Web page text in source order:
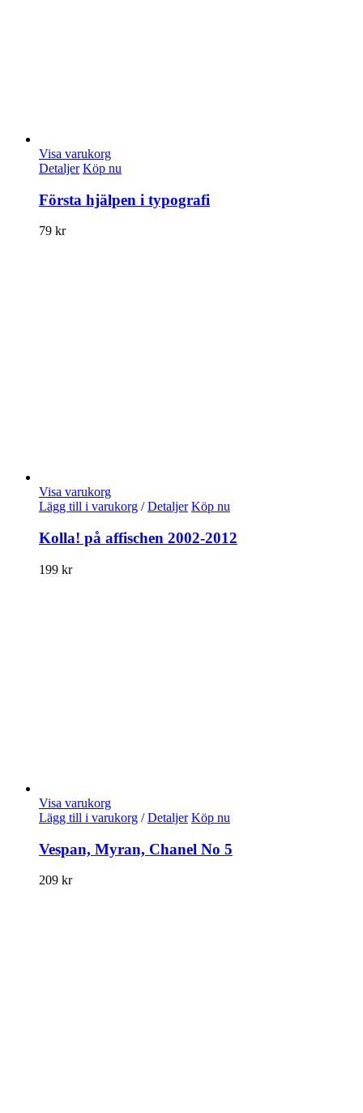
Visa varukorg
Detaljer Köp nu
Första hjälpen i typografi
79 kr
Visa varukorg
Lägg till i varukorg / Detaljer Köp nu
Kolla! på affischen 2002-2012
199 kr
Visa varukorg
Lägg till i varukorg / Detaljer Köp nu
Vespan, Myran, Chanel No 5
209 kr